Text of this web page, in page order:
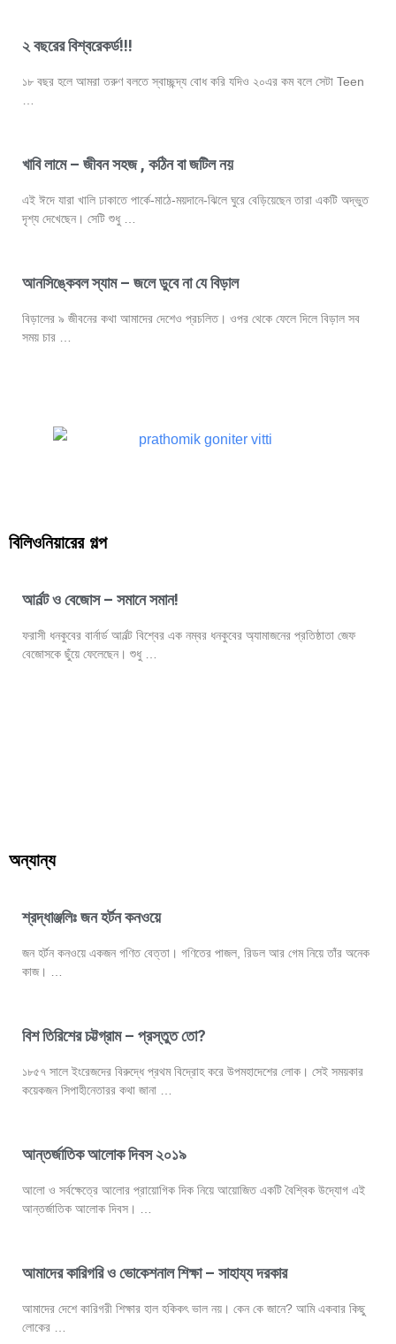
২ বছরের বিশ্বরেকর্ড!!!
১৮ বছর হলে আমরা তরুণ বলতে স্বাচ্ছন্দ্য বোধ করি যদিও ২০এর কম বলে সেটা Teen
খাবি লামে – জীবন সহজ , কঠিন বা জটিল নয়
এই ঈদে যারা খালি ঢাকাতে পার্কে-মাঠে-ময়দানে-ঝিলে ঘুরে বেড়িয়েছেন তারা একটি অদ্ভুত
দৃশ্য দেখেছেন। সেটি শুধু …
আনসিঙ্কেবল স্যাম – জলে ডুবে না যে বিড়াল
বিড়ালের ৯ জীবনের কথা আমাদের দেশেও প্রচলিত। ওপর থেকে ফেলে দিলে বিড়াল সব
সময় চার …
বিলিওনিয়ারের গল্প
আর্নল্ট ও বেজোস – সমানে সমান!
ফরাসী ধনকুবের বার্নার্ড আর্নল্ট বিশ্বের এক নম্বর ধনকুবের অ্যামাজনের প্রতিষ্ঠাতা জেফ
বেজোসকে ছুঁয়ে ফেলেছেন। শুধু …
অন্যান্য
শ্রদ্ধাঞ্জলিঃ জন হর্টন কনওয়ে
জন হর্টন কনওয়ে একজন গণিত বেত্তা। গণিতের পাজল, রিডল আর গেম নিয়ে তাঁর অনেক
কাজ। …
বিশ তিরিশের চট্টগ্রাম – প্রস্তুত তো?
১৮৫৭ সালে ইংরেজদের বিরুদ্ধে প্রথম বিদ্রোহ করে উপমহাদেশের লোক। সেই সময়কার
কয়েকজন সিপাহীনেতারর কথা জানা …
আন্তর্জাতিক আলোক দিবস ২০১৯
আলো ও সর্বক্ষেত্রে আলোর প্রায়োগিক দিক নিয়ে আয়োজিত একটি বৈশ্বিক উদ্যোগ এই
আন্তর্জাতিক আলোক দিবস। …
আমাদের কারিগরি ও ভোকেশনাল শিক্ষা – সাহায্য দরকার
আমাদের দেশে কারিগরী শিক্ষার হাল হকিকৎ ভাল নয়। কেন কে জানে? আমি একবার কিছু
লোকের …